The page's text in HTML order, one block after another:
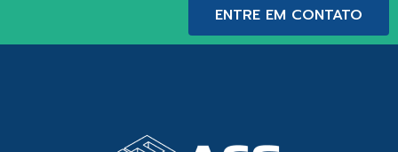
ENTRE EM CONTATO